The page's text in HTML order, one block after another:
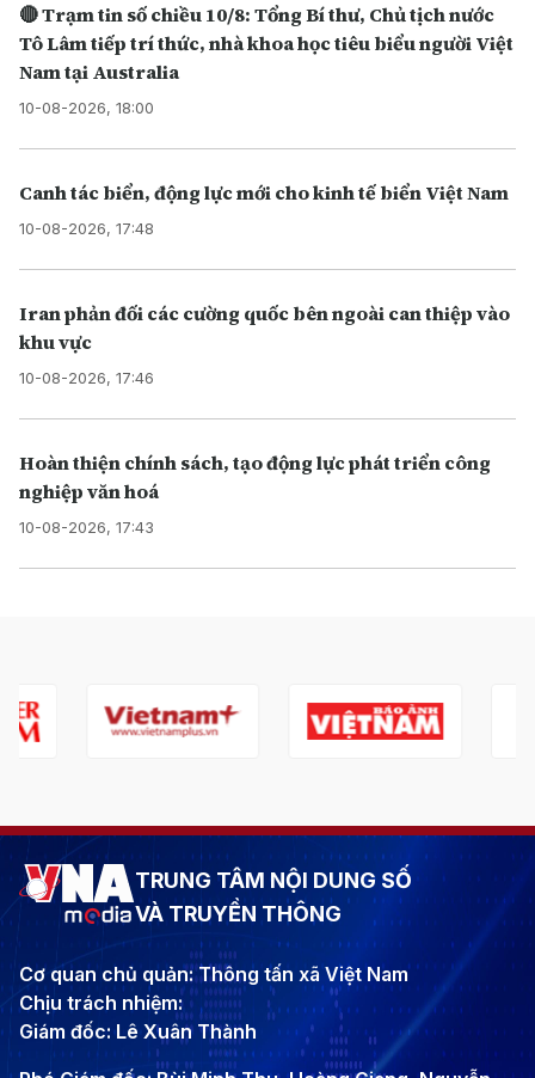
🔴 Trạm tin số chiều 10/8: Tổng Bí thư, Chủ tịch nước
Tô Lâm tiếp trí thức, nhà khoa học tiêu biểu người Việt
Nam tại Australia
10-08-2026, 18:00
Canh tác biển, động lực mới cho kinh tế biển Việt Nam
10-08-2026, 17:48
Iran phản đối các cường quốc bên ngoài can thiệp vào
khu vực
10-08-2026, 17:46
Hoàn thiện chính sách, tạo động lực phát triển công
nghiệp văn hoá
10-08-2026, 17:43
TRUNG TÂM NỘI DUNG SỐ
VÀ TRUYỀN THÔNG
Cơ quan chủ quản: Thông tấn xã Việt Nam
Chịu trách nhiệm:
Giám đốc: Lê Xuân Thành